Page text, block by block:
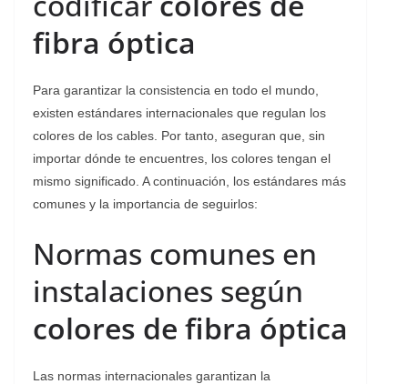
fibra óptica
Para garantizar la consistencia en todo el mundo,
existen estándares internacionales que regulan los
colores de los cables. Por tanto, aseguran que, sin
importar dónde te encuentres, los colores tengan el
mismo significado. A continuación, los estándares más
comunes y la importancia de seguirlos:
Normas comunes en
instalaciones según
colores de fibra óptica
Las normas internacionales garantizan la